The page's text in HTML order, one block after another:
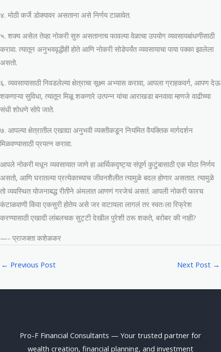
४. मोठी कर्जे डोक्यावर असताना असे निर्णय टाळावेत.
५. शक्य असेल तेव्हा नोकरी सुरु असतानाच फावल्या वेळाचा उपयोग व्यवसायबांधणीसाठी
करावा. त्यातून अनुभववृद्धीही होते आणि नोकरी सोडेपर्यंत व्यवसायाचा पाया पक्का झालेला
असतो.
६. व्यवसायासाठी निवडलेल्या क्षेत्राचा सूक्ष्म अभ्यास करावा, आपला ग्राहकवर्ग, आपण देऊ
शकणाऱ्या सुविधा, त्यातून मिळू शकणारे उत्पन्न यांचा आराखडा बनवावा म्हणजे वाढीच्या
संधी शोधणे सोपे जाते.
७. आपल्या क्षेत्रातील एखाद्या अनुभवी व्यक्तीकडून नियमित वैयक्तिक मार्गदर्शन
मिळवण्यासाठी प्रयत्न करावा.
आपले नोकरी मधून व्यवसायात जाणे हा आर्थिकदृष्ट्या संपूर्ण कुटुंबासाठी एक मोठा निर्णय
असतो, आणि घरातल्या प्रत्येकाच्याच जीवनशैलीत त्यामुळे बदल होणार असतात. त्यामुळे
तो व्यवस्थित योजनाबद्ध रीतीने अंमलात आणणं गरजेचं असतं. आपली नोकरी फारच
कंटाळवाणी किंवा एकसुरी होतेय असे जर वाटायला लागलं तर स्वतःला रिफ्रेश
करण्यासाठी एखादी लांबलचक सुट्टी देखील पुरेशी ठरू शकते, बरोबर की नाही?
—- प्राजक्ता कशेळकर
← Previous Post Next Post →
Pro-F Financial Consultants — Your trusted partner for
wealth creation, financial planning, and investment